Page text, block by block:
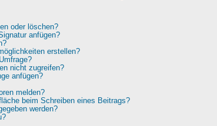
oder löschen?
anfügen?
erstellen?
nicht zugreifen?
anfügen?
melden?
beim Schreiben eines Beitrags?
werden?